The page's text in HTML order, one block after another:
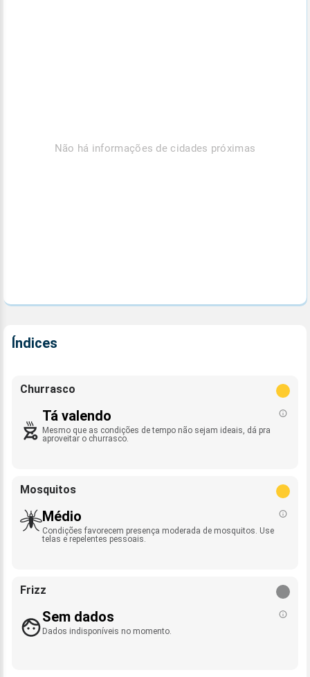
Não há informações de cidades próximas
Índices
Churrasco
Tá valendo
Mesmo que as condições de tempo não sejam ideais, dá pra
aproveitar o churrasco.
Mosquitos
Médio
Condições favorecem presença moderada de mosquitos. Use
telas e repelentes pessoais.
Frizz
Sem dados
Dados indisponíveis no momento.